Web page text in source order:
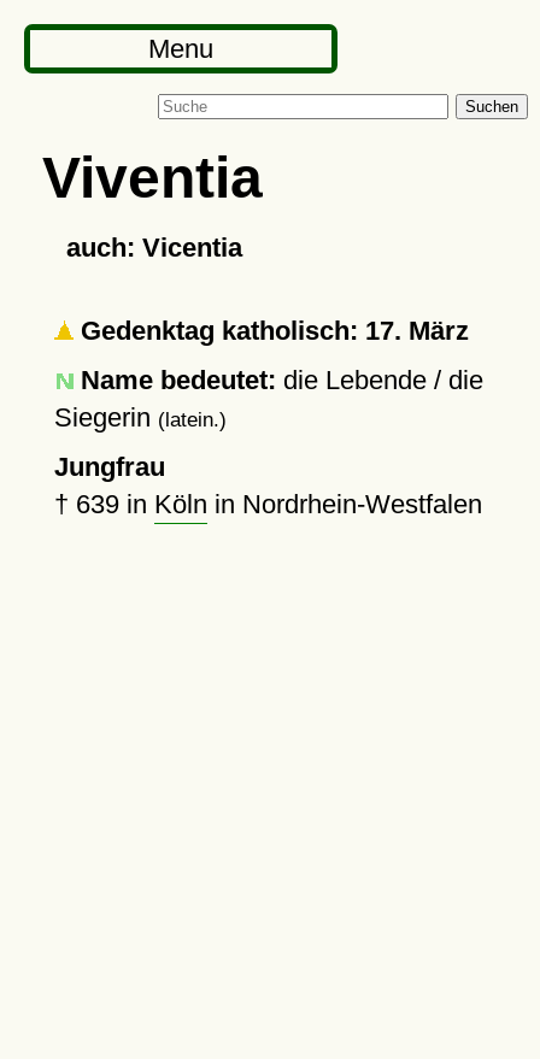
Menu
Suchen
Viventia
auch: Vicentia
Gedenktag katholisch: 17. März
Name bedeutet: die Lebende / die
Siegerin (latein.)
Jungfrau
† 639in Köln in Nordrhein-Westfalen